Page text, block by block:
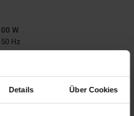
Details Über Cookies
W
Hz
8 bar
180 l/min